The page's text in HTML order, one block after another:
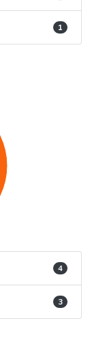
1
4
3